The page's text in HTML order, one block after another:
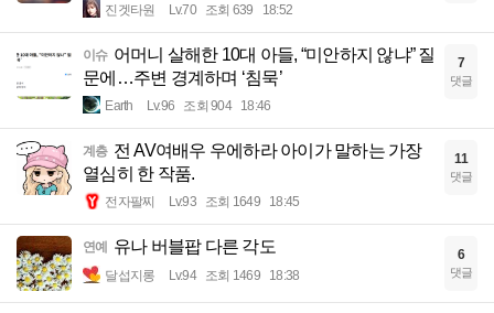
진겟타원 Lv.70 조회 639 18:52
이슈 어머니 살해한 10대 아들, “미안하지 않냐” 질
문에…주변 경계하며 ‘침묵’
Earth Lv.96 조회 904 18:46
7
댓글
계층 전 AV여배우 우에하라 아이가 말하는 가장
열심히 한 작품.
전자팔찌 Lv.93 조회 1649 18:45
11
댓글
연예 유나 버블팝 다른 각도
달섭지롱 Lv.94 조회 1469 18:38
6
댓글